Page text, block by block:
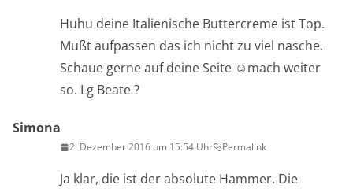
Huhu deine Italienische Buttercreme ist Top.
Mußt aufpassen das ich nicht zu viel nasche.
Schaue gerne auf deine Seite ☺mach weiter
so. Lg Beate ?
Simona
2. Dezember 2016 um 15:54 Uhr Permalink
Ja klar, die ist der absolute Hammer. Die